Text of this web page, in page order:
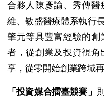
合夥人陳彥諭、秀傳
維、敏盛醫療體系執行
肇元等具豐富經驗的
者，從創業及投資視角
享，從零開始創業跨域
「投資媒合擂臺競賽」